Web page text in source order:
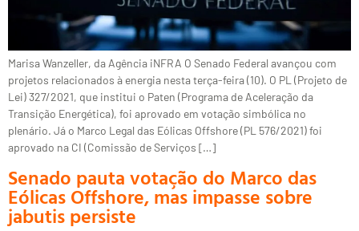
Marisa Wanzeller, da Agência iNFRA O Senado Federal avançou com
projetos relacionados à energia nesta terça-feira (10). O PL (Projeto de
Lei) 327/2021, que institui o Paten (Programa de Aceleração da
Transição Energética), foi aprovado em votação simbólica no
plenário. Já o Marco Legal das Eólicas Offshore (PL 576/2021) foi
aprovado na CI (Comissão de Serviços […]
Senado pauta votação do Marco das
Eólicas Offshore, mas impasse sobre
jabutis persiste